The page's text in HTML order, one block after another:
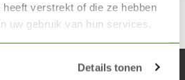
verstrekt of die ze hebben
uw gebruik van hun services.
Details tonen